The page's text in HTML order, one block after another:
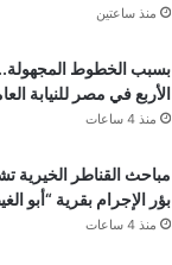
منذ ساعتين
بسبب الخطوط
الأربع في مصر للنيابة
منذ 4 ساعات
مباحث القناطر
بؤر الإجرام بقرية “أبو
منذ 4 ساعات